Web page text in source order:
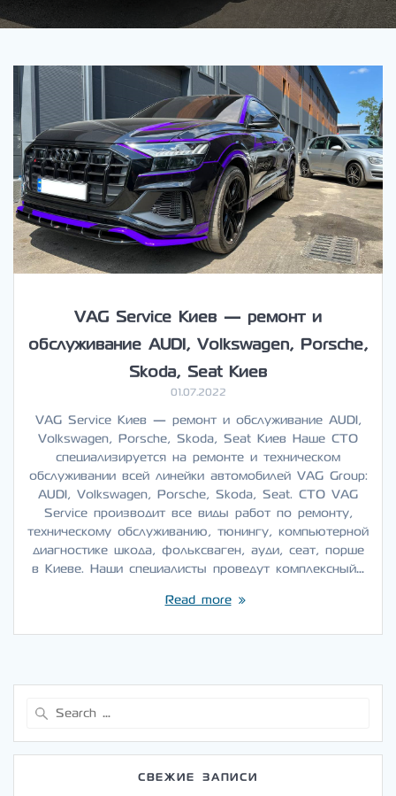
VAG Service Киев — ремонт и
обслуживание AUDI, Volkswagen, Porsche,
Skoda, Seat Киев
01.07.2022
VAG Service Киев — ремонт и обслуживание AUDI,
Volkswagen, Porsche, Skoda, Seat Киев Наше СТО
специализируется на ремонте и техническом
обслуживании всей линейки автомобилей VAG Group:
AUDI, Volkswagen, Porsche, Skoda, Seat. СТО VAG
Service производит все виды работ по ремонту,
техническому обслуживанию, тюнингу, компьютерной
диагностике шкода, фольксваген, ауди, сеат, порше
в Киеве. Наши специалисты проведут комплексный…
Read more
СВЕЖИЕ ЗАПИСИ